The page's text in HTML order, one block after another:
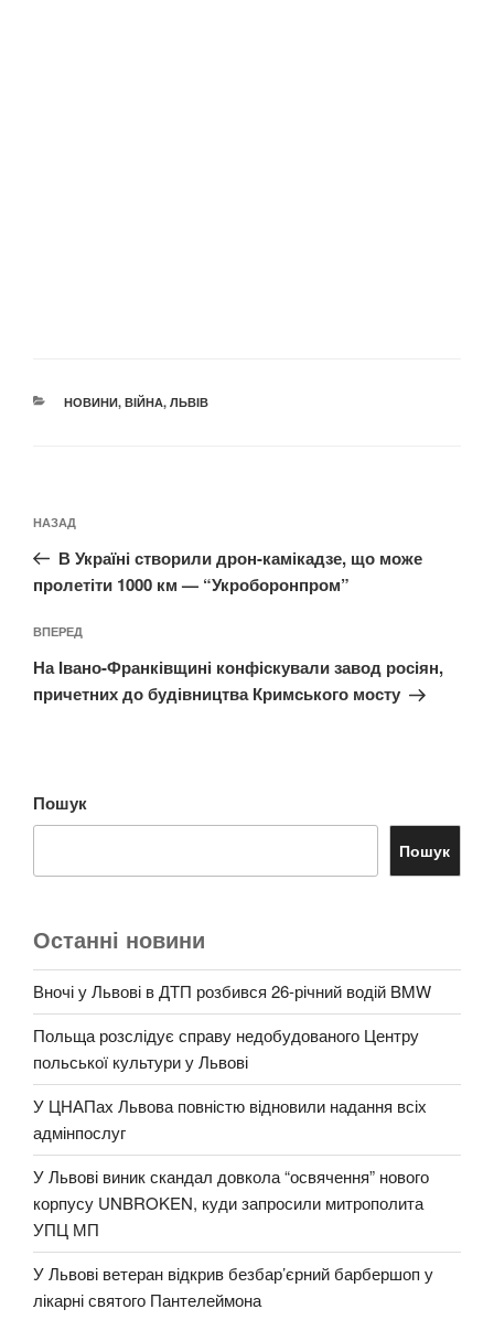
КАТЕГОРІЇ
НОВИНИ, ВІЙНА, ЛЬВІВ
записів
Попередній
запис:
НАЗАД
В Україні створили дрон-камікадзе, що може
пролетіти 1000 км — “Укроборонпром”
Наступний
запис
ВПЕРЕД
На Івано-Франківщині конфіскували завод росіян,
причетних до будівництва Кримського мосту
Пошук
Пошук
Останні новини
Вночі у Львові в ДТП розбився 26-річний водій BMW
Польща розслідує справу недобудованого Центру
польської культури у Львові
У ЦНАПах Львова повністю відновили надання всіх
адмінпослуг
У Львові виник скандал довкола “освячення” нового
корпусу UNBROKEN, куди запросили митрополита
УПЦ МП
У Львові ветеран відкрив безбар’єрний барбершоп у
лікарні святого Пантелеймона